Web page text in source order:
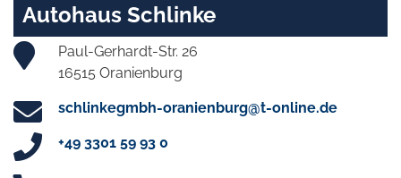
Autohaus Schlinke
Paul-Gerhardt-Str. 26
16515 Oranienburg
schlinkegmbh-oranienburg@t-online.de
+49 3301 59 93 0